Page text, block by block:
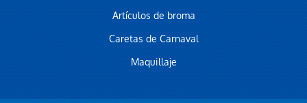
Artículos de broma
Caretas de Carnaval
Maquillaje